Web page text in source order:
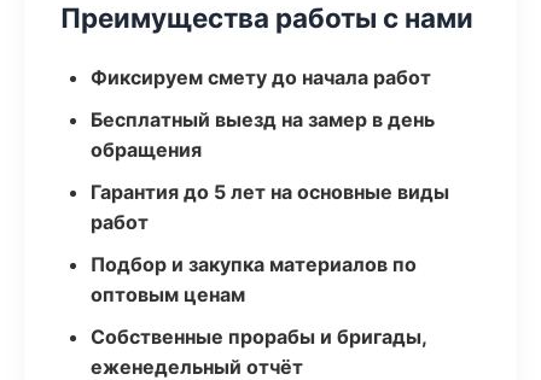
Преимущества работы с нами
Фиксируем смету до начала работ
Бесплатный выезд на замер в день
обращения
Гарантия до 5 лет на основные виды
работ
Подбор и закупка материалов по
оптовым ценам
Собственные прорабы и бригады,
еженедельный отчёт